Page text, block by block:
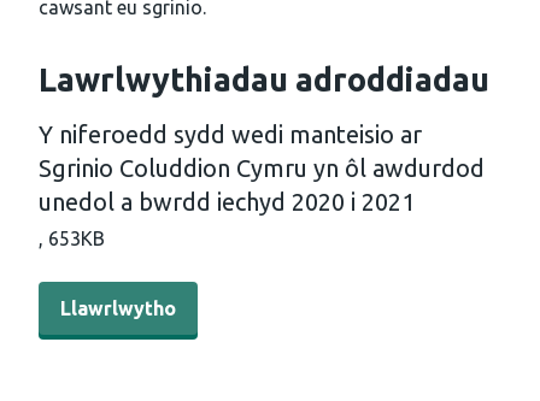
cawsant eu sgrinio.
Lawrlwythiadau adroddiadau
Y niferoedd sydd wedi manteisio ar
Sgrinio Coluddion Cymru yn ôl awdurdod
unedol a bwrdd iechyd 2020 i 2021
, 653KB
Llawrlwytho - Y niferoedd sydd wedi manteisio ar
Llawrlwytho